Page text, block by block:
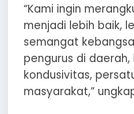
“Kami ingin
menjadi lebih baik,
semangat
pengurus di
kondusivitas,
masyarakat,”